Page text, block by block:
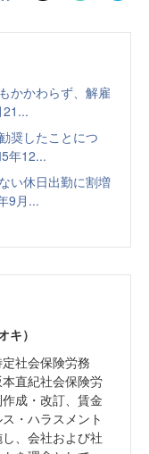
かかわらず、解雇
21...
奨したことにつ
年12...
い休日出勤に割増
9月...
キ）
社会保険労務
直紀社会保険労
成・改訂、賃金
・ハラスメント
、会社および社